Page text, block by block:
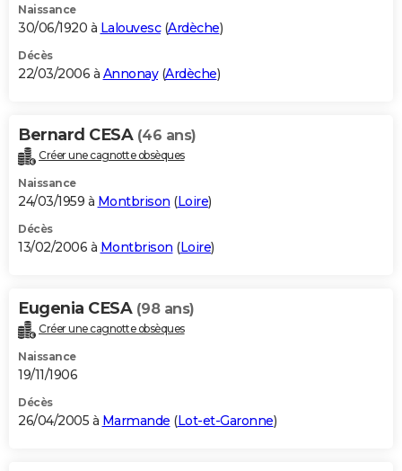
Naissance
30/06/1920 à Lalouvesc(Ardèche)
Décès
22/03/2006 à Annonay(Ardèche)
Bernard CESA (46 ans)
Créer une cagnotte obsèques
Naissance
24/03/1959 à Montbrison (Loire)
Décès
13/02/2006 à Montbrison (Loire)
Eugenia CESA (98 ans)
Créer une cagnotte obsèques
Naissance
19/11/1906
Décès
26/04/2005 à Marmande (Lot-et-Garonne)